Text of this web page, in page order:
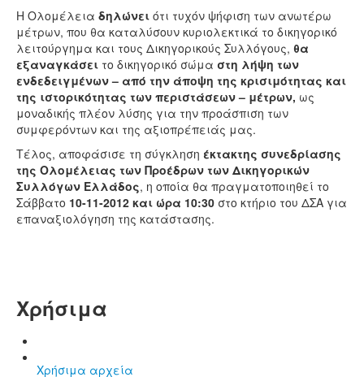
Η Ολομέλεια δηλώνει ότι τυχόν ψήφιση των ανωτέρω
μέτρων, που θα καταλύσουν κυριολεκτικά το δικηγορικό
λειτούργημα και τους Δικηγορικούς Συλλόγους, θα
εξαναγκάσει το δικηγορικό σώμα στη λήψη των
ενδεδειγμένων – από την άποψη της κρισιμότητας και
της ιστορικότητας των περιστάσεων – μέτρων, ως
μοναδικής πλέον λύσης για την προάσπιση των
συμφερόντων και της αξιοπρέπειάς μας.
Τέλος, αποφάσισε τη σύγκληση έκτακτης συνεδρίασης
της Ολομέλειας των Προέδρων των Δικηγορικών
Συλλόγων Ελλάδος, η οποία θα πραγματοποιηθεί το
Σάββατο 10-11-2012 και ώρα 10:30 στο κτήριο του ΔΣΑ για
επαναξιολόγηση της κατάστασης.
Χρήσιμα
Χρήσιμα αρχεία